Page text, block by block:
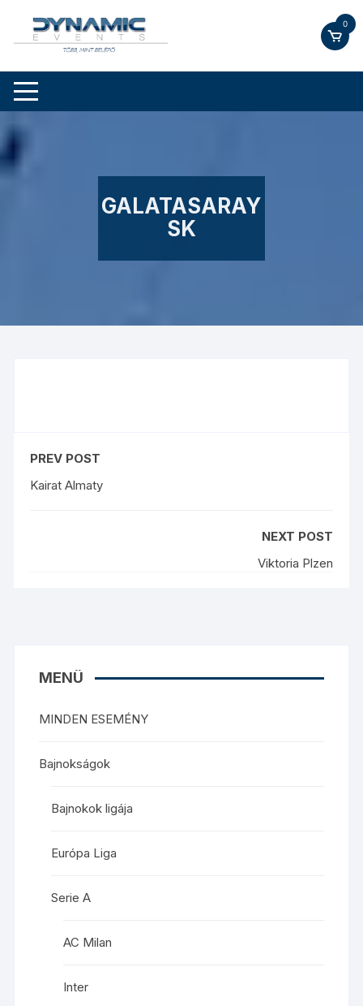
content
0
GALATASARAY
SK
PREV POST
Kairat Almaty
NEXT POST
Viktoria Plzen
MENÜ
MINDEN ESEMÉNY
Bajnokságok
Bajnokok ligája
Európa Liga
Serie A
AC Milan
Inter